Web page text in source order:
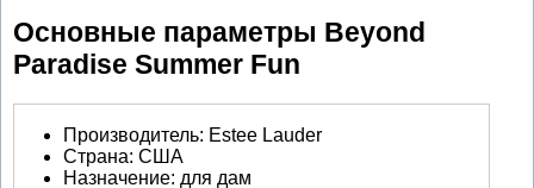
Основные параметры Beyond
Paradise Summer Fun
Производитель: Estee Lauder
Страна: США
Назначение: для дам